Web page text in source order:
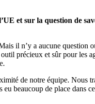
et sur la question de
il n’y a aucune question
précieux et sûr pour les
de notre équipe. Nous
beaucoup de place dans